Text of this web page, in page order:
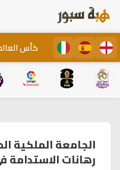
كأس العالم
الجامعة الملكية
رهانات الاستدامة